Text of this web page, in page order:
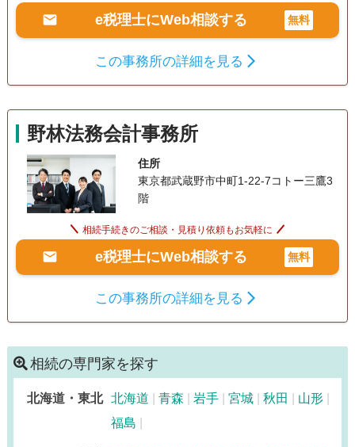
e税理士にWeb相談する 無料
この事務所の詳細を見る
野林法務会計事務所
住所
東京都武蔵野市中町1-22-7コトー三鷹3
階
相続手続きのご相談・見積り依頼もお気軽に
e税理士にWeb相談する 無料
この事務所の詳細を見る
相続の専門家を探す
北海道・東北 北海道 青森 岩手 宮城 秋田
山形
福島